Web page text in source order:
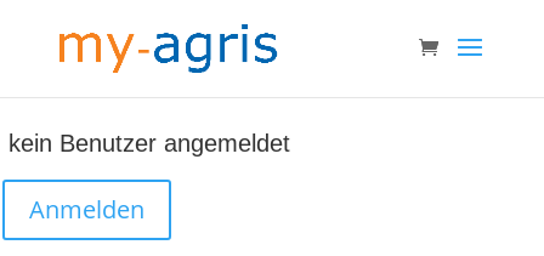
kein Benutzer angemeldet
Anmelden